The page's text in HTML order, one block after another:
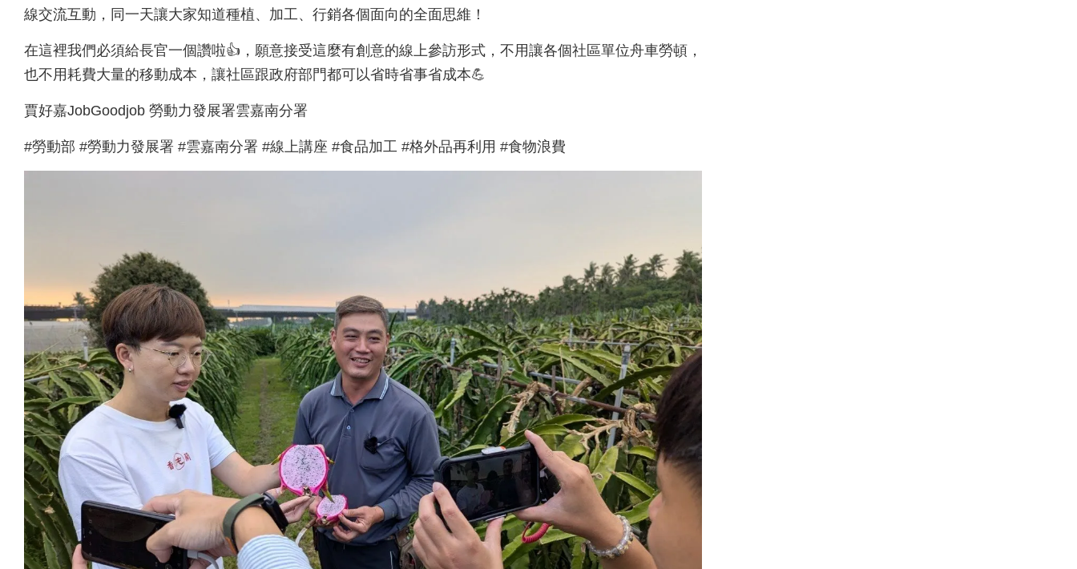
線交流互動，同一天讓大家知道種植、加工、行銷各個面向的全面思維！
在這裡我們必須給長官一個讚啦👍，願意接受這麼有創意的線上參訪形式，不用讓各個社區單位舟車勞頓，
也不用耗費大量的移動成本，讓社區跟政府部門都可以省時省事省成本💪
賈好嘉JobGoodjob 勞動力發展署雲嘉南分署
#勞動部 #勞動力發展署 #雲嘉南分署 #線上講座 #食品加工 #格外品再利用 #食物浪費